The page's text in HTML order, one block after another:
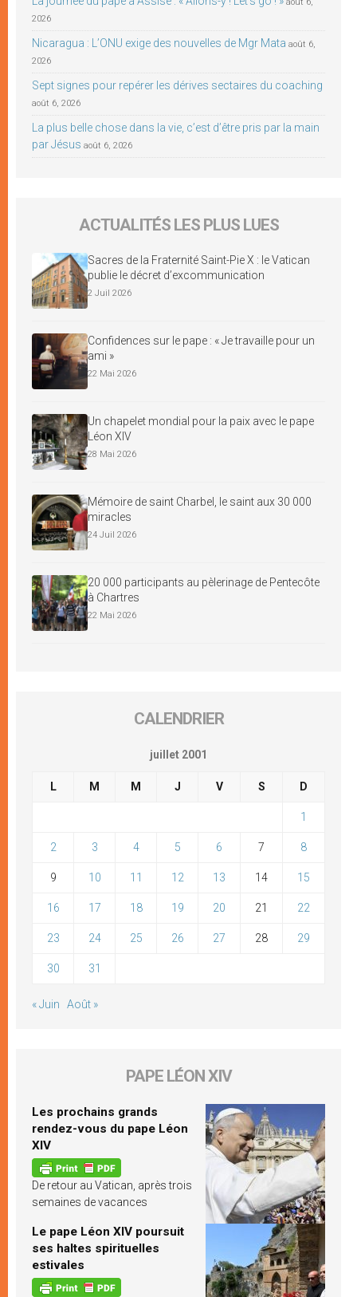
2026
Nicaragua : L’ONU exige des nouvelles de Mgr Mata août 6,
2026
Sept signes pour repérer les dérives sectaires du coaching
août 6, 2026
La plus belle chose dans la vie, c’est d’être pris par la main
par Jésus août 6, 2026
ACTUALITÉS LES PLUS LUES
Sacres de la Fraternité Saint-Pie X : le Vatican
publie le décret d’excommunication
2 Juil 2026
Confidences sur le pape : « Je travaille pour un
ami »
22 Mai 2026
Un chapelet mondial pour la paix avec le pape
Léon XIV
28 Mai 2026
Mémoire de saint Charbel, le saint aux 30 000
miracles
24 Juil 2026
20 000 participants au pèlerinage de Pentecôte
à Chartres
22 Mai 2026
CALENDRIER
juillet 2001
L M M J V S D
1
2 3 4 5 6 7 8
9 10 11 12 13 14 15
16 17 18 19 20 21 22
23 24 25 26 27 28 29
30 31
« Juin Août »
PAPE LÉON XIV
Les prochains grands
rendez-vous du pape Léon
XIV
De retour au Vatican, après trois
semaines de vacances
Le pape Léon XIV poursuit
ses haltes spirituelles
estivales